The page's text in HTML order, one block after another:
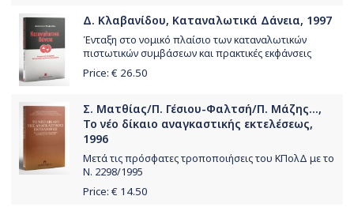
Δ. Κλαβανίδου, Καταναλωτικά Δάνεια, 1997
Ένταξη στο νομικό πλαίσιο των καταναλωτικών
πιστωτικών συμβάσεων και πρακτικές εκφάνσεις
Price: € 26.50
Σ. Ματθίας/Π. Γέσιου-Φαλτσή/Π. Μάζης...,
Το νέο δίκαιο αναγκαστικής εκτελέσεως,
1996
Μετά τις πρόσφατες τροποποιήσεις του ΚΠολΔ με το
Ν. 2298/1995
Price: € 14.50